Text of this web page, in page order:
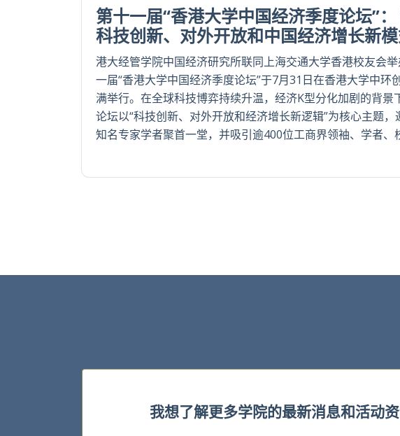
第十一届“香港大学中国经济季度论坛”
科技创新、对外开放和中国经济增长新
港大经管学院中国经济研究所联同上海交通大学香港校友会
一届“香港大学中国经济季度论坛”于7月31日在香港大学中环
满举行。在全球科技博弈持续升温，经济K型分化加剧的背景
论坛以“科技创新、对外开放和经济增长新逻辑”为核心主题，
知名专家学者聚首一堂，并吸引逾400位工商界领袖、学者、
我想了解更多学院的最新消息和活动